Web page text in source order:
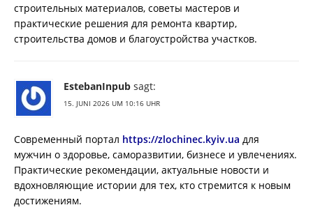
строительных материалов, советы мастеров и
практические решения для ремонта квартир,
строительства домов и благоустройства участков.
EstebanInpub sagt:
15. JUNI 2026 UM 10:16 UHR
Современный портал https://zlochinec.kyiv.ua для
мужчин о здоровье, саморазвитии, бизнесе и увлечениях.
Практические рекомендации, актуальные новости и
вдохновляющие истории для тех, кто стремится к новым
достижениям.